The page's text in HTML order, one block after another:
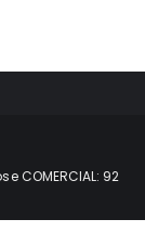
COMERCIAL: 92